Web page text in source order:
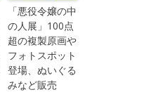
「悪役令嬢の中
の人展」100点
超の複製原画や
フォトスポット
登場、ぬいぐる
みなど販売